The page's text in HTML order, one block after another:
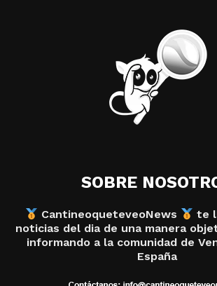
SOBRE
CantineoqueteveoNews
te
noticias del dia de una manera
informando a la comunidad de
España